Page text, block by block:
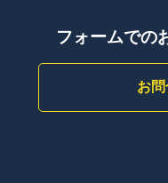
フォームでの
お